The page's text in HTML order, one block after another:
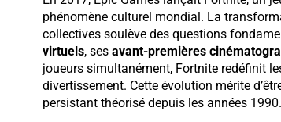
phénomène culturel mondial. La
collectives soulève des questions
virtuels, ses avant-premières
joueurs simultanément, Fortnite redéfinit
divertissement. Cette évolution mérite
persistant théorisé depuis les années 1990.